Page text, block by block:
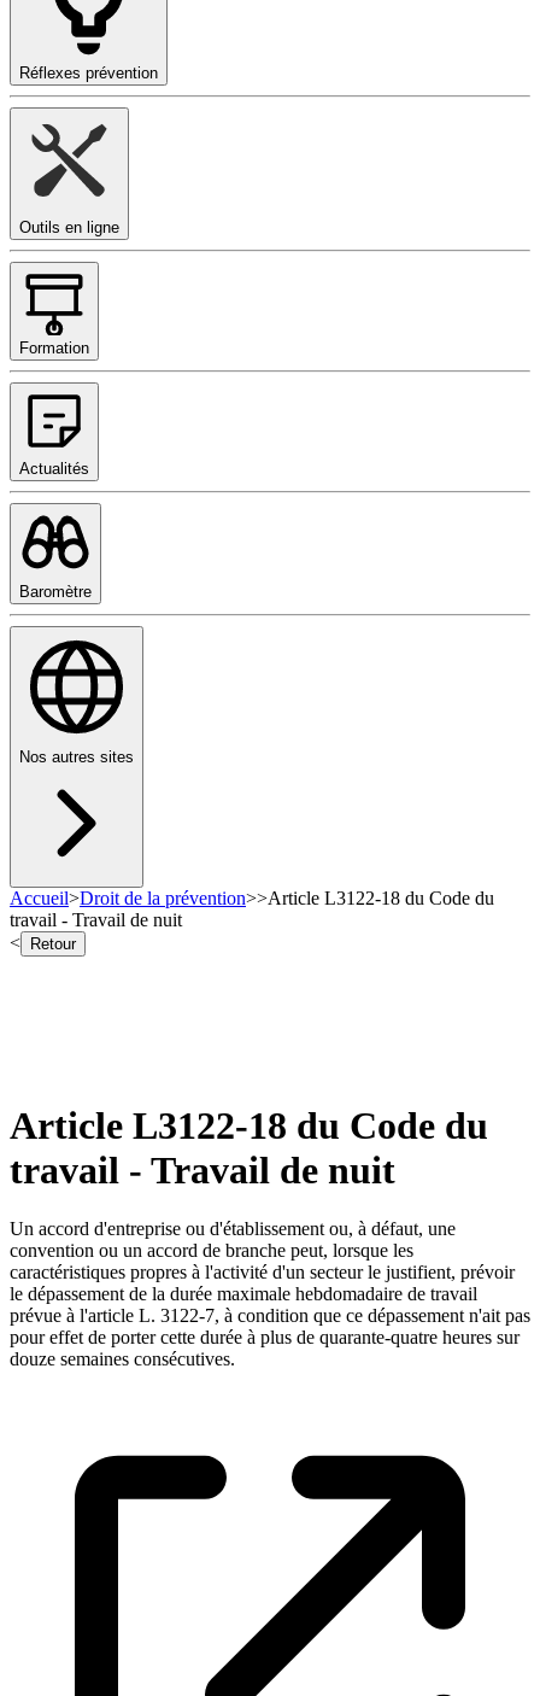
Réflexes prévention
Outils en ligne
Formation
Actualités
Baromètre
Nos autres sites
Accueil>Droit de la prévention>>Article L3122-18 du Code du
travail - Travail de nuit
<
Retour
Article L3122-18 du Code du
travail - Travail de nuit
Un accord d'entreprise ou d'établissement ou, à défaut, une
convention ou un accord de branche peut, lorsque les
caractéristiques propres à l'activité d'un secteur le justifient, prévoir
le dépassement de la durée maximale hebdomadaire de travail
prévue à l'article L. 3122-7, à condition que ce dépassement n'ait pas
pour effet de porter cette durée à plus de quarante-quatre heures sur
douze semaines consécutives.